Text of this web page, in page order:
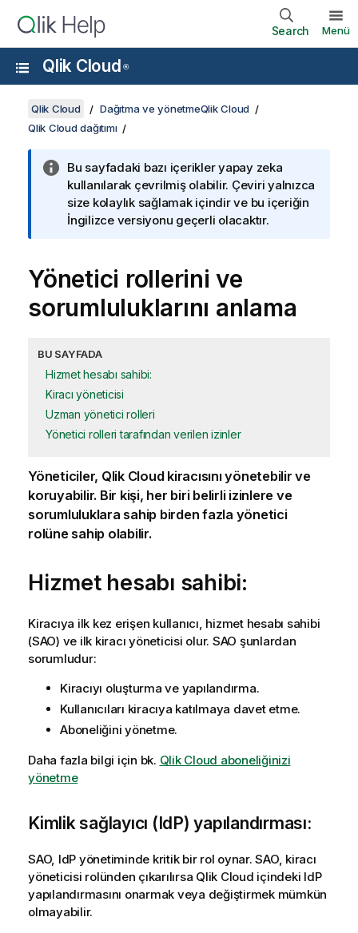
Search Menü
Qlik Cloud ®
Qlik Cloud
Dağıtma ve yönetmeQlik Cloud
Qlik Cloud dağıtımı
Bu sayfadaki bazı içerikler yapay zeka
kullanılarak çevrilmiş olabilir. Çeviri yalnızca
size kolaylık sağlamak içindir ve bu içeriğin
İngilizce versiyonu geçerli olacaktır.
Yönetici rollerini ve
sorumluluklarını anlama
BU SAYFADA
Hizmet hesabı sahibi:
Kiracı yöneticisi
Uzman yönetici rolleri
Yönetici rolleri tarafından verilen izinler
Yöneticiler, Qlik Cloudkiracısını yönetebilir ve
koruyabilir. Bir kişi, her biri belirli izinlere ve
sorumluluklara sahip birden fazla yönetici
rolüne sahip olabilir.
Hizmet hesabı sahibi:
Kiracıya ilk kez erişen kullanıcı, hizmet hesabı sahibi
(SAO) ve ilk kiracı yöneticisi olur. SAO şunlardan
sorumludur:
Kiracıyı oluşturma ve yapılandırma.
Kullanıcıları kiracıya katılmaya davet etme.
Aboneliğini yönetme.
Daha fazla bilgi için bk. Qlik Cloud aboneliğinizi
yönetme
Kimlik sağlayıcı (IdP) yapılandırması:
SAO, IdP yönetiminde kritik bir rol oynar. SAO, kiracı
yöneticisi rolünden çıkarılırsa Qlik Cloud içindeki IdP
yapılandırmasını onarmak veya değiştirmek mümkün
olmayabilir.